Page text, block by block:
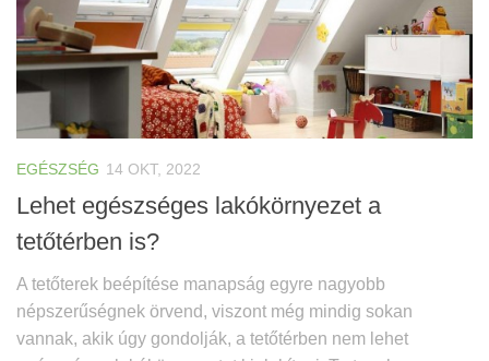
EGÉSZSÉG 14 OKT, 2022
Lehet egészséges lakókörnyezet a
tetőtérben is?
A tetőterek beépítése manapság egyre nagyobb
népszerűségnek örvend, viszont még mindig sokan
vannak, akik úgy gondolják, a tetőtérben nem lehet